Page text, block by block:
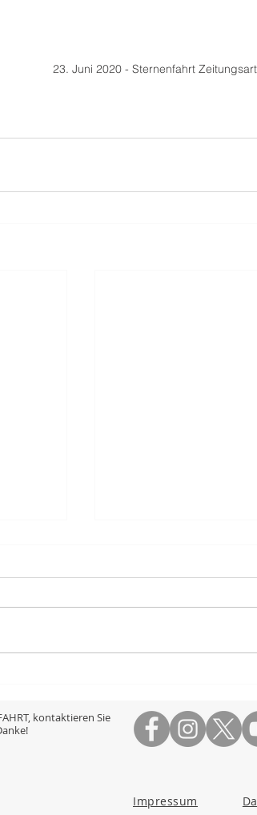
23. Juni 2020 - Sternenfahrt
im "Der Freiämter"
kontaktieren Sie
Impressum